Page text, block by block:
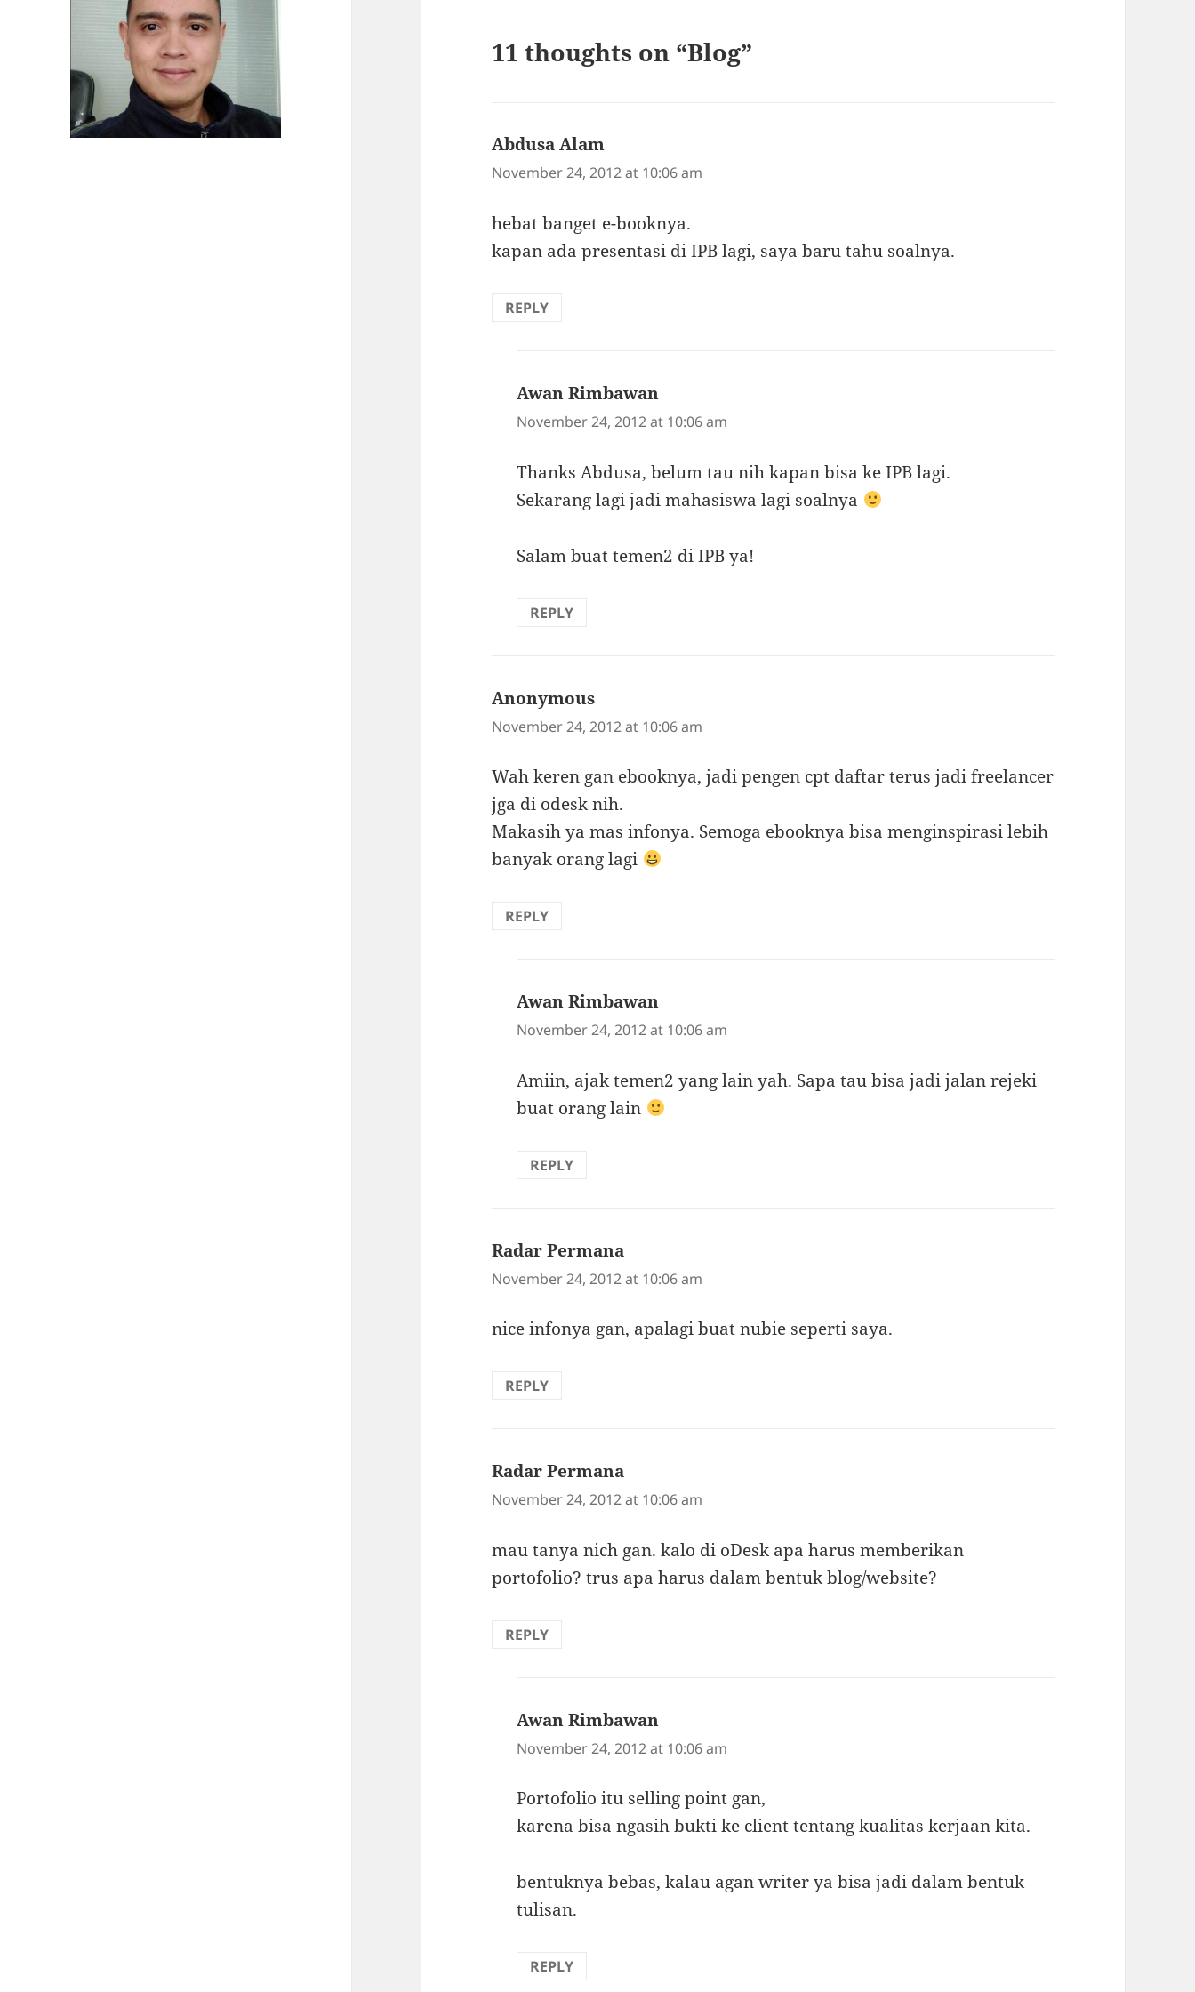
11 thoughts on “Blog”
Abdusa Alam
November 24, 2012 at 10:06 am
hebat banget e-booknya.
kapan ada presentasi di IPB lagi, saya baru tahu soalnya.
REPLY
Awan Rimbawan
November 24, 2012 at 10:06 am
Thanks Abdusa, belum tau nih kapan bisa ke IPB lagi.
Sekarang lagi jadi mahasiswa lagi soalnya
Salam buat temen2 di IPB ya!
REPLY
Anonymous
November 24, 2012 at 10:06 am
Wah keren gan ebooknya, jadi pengen cpt daftar terus jadi freelancer
jga di odesk nih.
Makasih ya mas infonya. Semoga ebooknya bisa menginspirasi lebih
banyak orang lagi
REPLY
Awan Rimbawan
November 24, 2012 at 10:06 am
Amiin, ajak temen2 yang lain yah. Sapa tau bisa jadi jalan rejeki
buat orang lain
REPLY
Radar Permana
November 24, 2012 at 10:06 am
nice infonya gan, apalagi buat nubie seperti saya.
REPLY
Radar Permana
November 24, 2012 at 10:06 am
mau tanya nich gan. kalo di oDesk apa harus memberikan
portofolio? trus apa harus dalam bentuk blog/website?
REPLY
Awan Rimbawan
November 24, 2012 at 10:06 am
Portofolio itu selling point gan,
karena bisa ngasih bukti ke client tentang kualitas kerjaan kita.
bentuknya bebas, kalau agan writer ya bisa jadi dalam bentuk
tulisan.
REPLY